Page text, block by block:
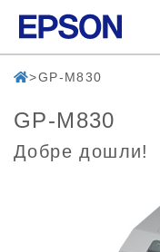
GP-M830
GP-M830
Добре дошли!